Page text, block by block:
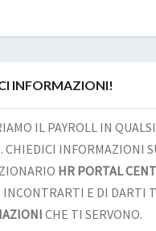
INFORMAZIONI!
IL PAYROLL IN
CHIEDICI INFORMAZIONI
HR PORTAL
E DI DARTI
CHE TI SERVONO.